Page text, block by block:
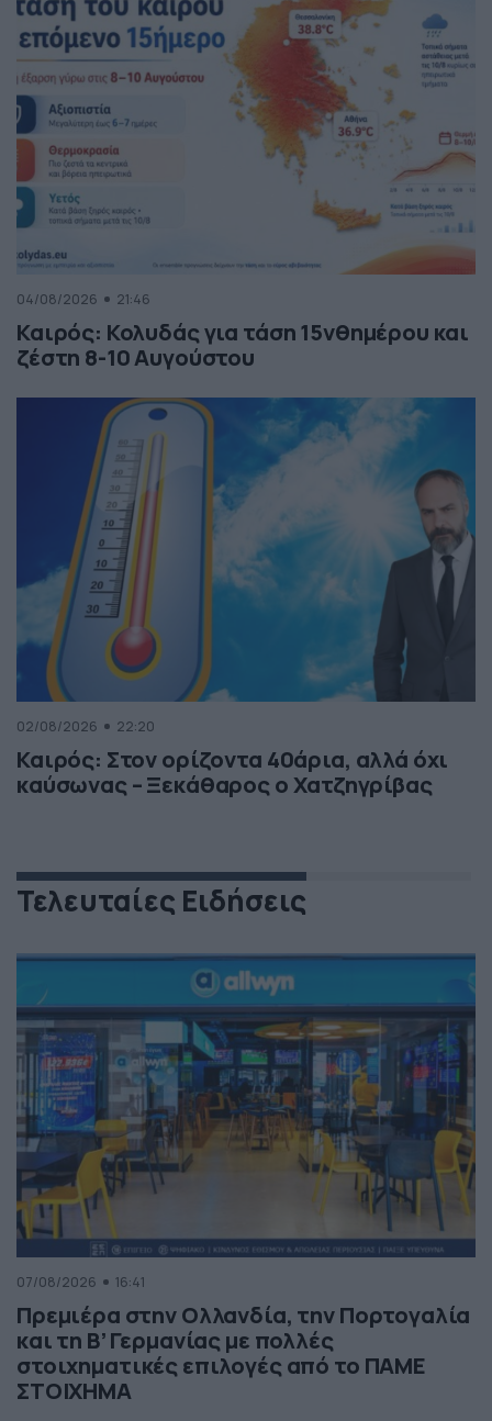
04/08/2026 21:46
Καιρός: Κολυδάς για τάση 15νθημέρου και
ζέστη 8-10 Αυγούστου
02/08/2026 22:20
Καιρός: Στον ορίζοντα 40άρια, αλλά όχι
καύσωνας – Ξεκάθαρος ο Χατζηγρίβας
Τελευταίες Ειδήσεις
07/08/2026 16:41
Πρεμιέρα στην Ολλανδία, την Πορτογαλία
και τη Β’ Γερμανίας με πολλές
στοιχηματικές επιλογές από το ΠΑΜΕ
ΣΤΟΙΧΗΜΑ